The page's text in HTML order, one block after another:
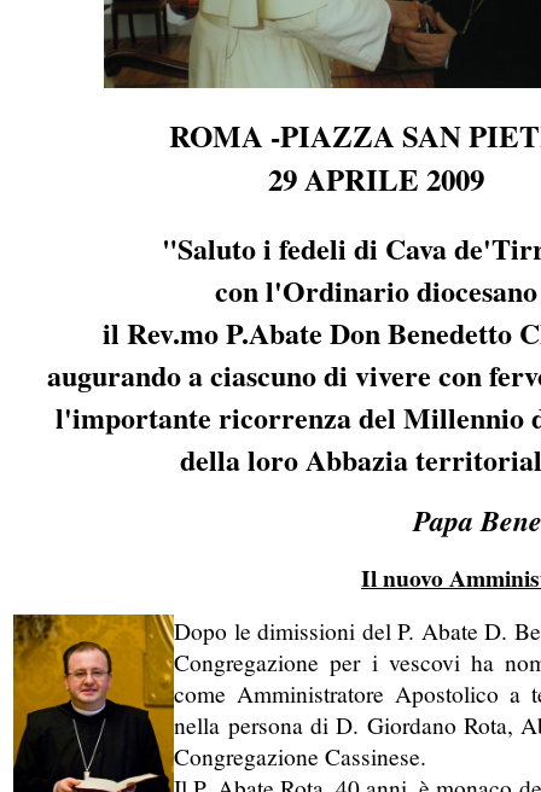
ROMA -PIAZZA SAN
29 APRILE 2009
"Saluto i fedeli di Cava
con l'Ordinario diocesano
il Rev.mo P.Abate Don Benedetto
augurando a ciascuno di vivere con
l'importante ricorrenza del Millennio
della loro Abbazia
Papa
Il nuovo
Dopo le dimissioni del P. Abate D.
Congregazione per i vescovi ha
come Amministratore Apostolico a
nella persona di D. Giordano Rota,
Congregazione Cassinese.